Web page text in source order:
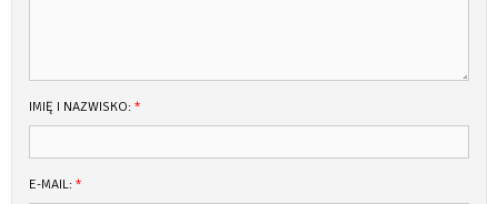
IMIĘ I NAZWISKO: *
E-MAIL: *